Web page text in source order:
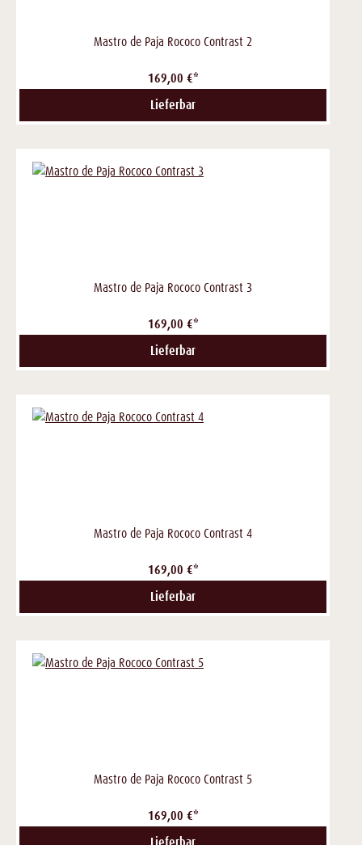
Mastro de Paja Rococo Contrast 2
169,00 €*
Lieferbar
Mastro de Paja Rococo Contrast 3
169,00 €*
Lieferbar
Mastro de Paja Rococo Contrast 4
169,00 €*
Lieferbar
Mastro de Paja Rococo Contrast 5
169,00 €*